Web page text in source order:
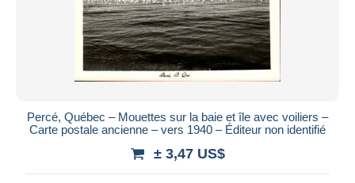
Percé, Québec – Mouettes sur la baie et île avec voiliers –
Carte postale ancienne – vers 1940 – Éditeur non identifié
± 3,47 US$